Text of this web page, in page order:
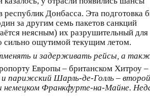
республик Донбасса. Эта подготовка
за другим семь пакетов санкций
неясным) их разрушительный для
сильно ощутимой текущим летом.
и задерживать рейсы, а
Европы – британском Хитроу
парижский Шарль-де-Голль –
Франкфурте-на-Майне.